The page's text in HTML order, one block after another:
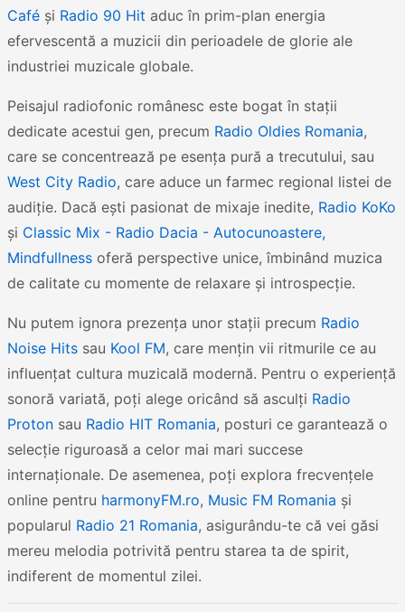
Café și Radio 90 Hit aduc în prim-plan energia
efervescentă a muzicii din perioadele de glorie ale
industriei muzicale globale.
Peisajul radiofonic românesc este bogat în stații
dedicate acestui gen, precum Radio Oldies Romania,
care se concentrează pe esența pură a trecutului, sau
West City Radio, care aduce un farmec regional listei de
audiție. Dacă ești pasionat de mixaje inedite, Radio KoKo
și Classic Mix - Radio Dacia - Autocunoastere,
Mindfullness oferă perspective unice, îmbinând muzica
de calitate cu momente de relaxare și introspecție.
Nu putem ignora prezența unor stații precum Radio
Noise Hits sau Kool FM, care mențin vii ritmurile ce au
influențat cultura muzicală modernă. Pentru o experiență
sonoră variată, poți alege oricând să asculți Radio
Proton sau Radio HIT Romania, posturi ce garantează o
selecție riguroasă a celor mai mari succese
internaționale. De asemenea, poți explora frecvențele
online pentru harmonyFM.ro, Music FM Romania și
popularul Radio 21 Romania, asigurându-te că vei găsi
mereu melodia potrivită pentru starea ta de spirit,
indiferent de momentul zilei.